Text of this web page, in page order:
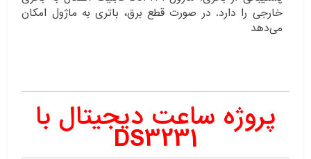
خارجی را دارد. در صورت قطع برق، باتری به ماژول امکان
می‌دهد
پروژه ساعت دیجیتال با
DS3231